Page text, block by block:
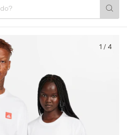
1 /4